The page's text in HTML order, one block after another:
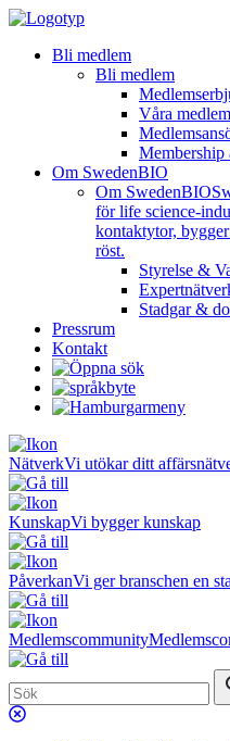
Bli medlem
Bli medlem
Våra
Membership
Om SwedenBIO
Om SwedenBIO
för life science-
kontaktytor,
röst.
Styrelse &
Stadgar &
Pressrum
Kontakt
NätverkVi utökar ditt
KunskapVi bygger kunskap
PåverkanVi ger branschen en
Medlemscommunity